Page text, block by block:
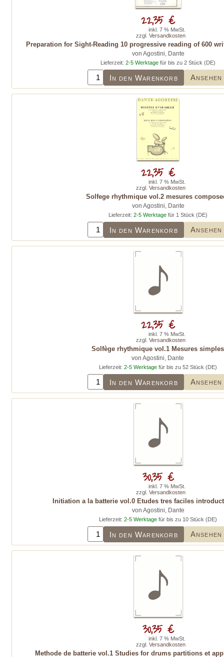
Preparation for Sight-Reading 10 progressive reading of 600
von Agostini, Dante
Lieferzeit: 2-5 Werktage für bis zu 2 Stück (DE)
In den Warenkorb Ansehen
22,35 €
inkl. 7 % MwSt.
zzgl. Versandkosten
Solfege rhythmique vol.2 mesures
von Agostini, Dante
Lieferzeit: 2-5 Werktage für 1 Stück (DE)
In den Warenkorb Ansehen
22,35 €
inkl. 7 % MwSt.
zzgl. Versandkosten
Solfège rhythmique vol.1 Mesures simples
von Agostini, Dante
Lieferzeit: 2-5 Werktagefür bis zu 52 Stück (DE)
In den Warenkorb Ansehen
22,35 €
inkl. 7 % MwSt.
zzgl. Versandkosten
Initiation a la batterie vol.0 Etudes tres faciles
von Agostini, Dante
Lieferzeit: 2-5 Werktage für bis zu 10 Stück (DE)
In den Warenkorb Ansehen
30,35 €
inkl. 7 % MwSt.
zzgl. Versandkosten
Methode de batterie vol.1 Studies for drums partitions et
30,35 €
inkl. 7 % MwSt.
zzgl. Versandkosten